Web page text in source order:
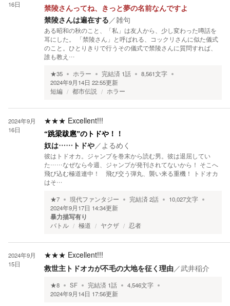
16日
禁陵さんってね、きっと夢の名前なんですよ
禁陵さんは遍在する／雑句
ある昭和の秋のこと、「私」は友人から、少し変わった噂話を
耳にした。 「禁陵さん」と呼ばれる、コックリさんに似た儀式
のこと。ひとりきりで行うその儀式で禁陵さんに質問すれば、
誰も教え…
★35 ホラー 完結済 1話 8,561文字
2024年9月14日 22:55更新
短編
都市伝説 ホラー
2024年9月
16日
★★★ Excellent!!!
“跳梁跋扈”のトドや！！
奴は……トドや／ よるめく
彼はトドオカ。ジャンプを巻末から読む男。彼は退屈してい
た……なぜなら今週、ジャンプが発刊されてないから！ そこへ
飛び込む極道連中！ 飛び交う弾丸、襲い来る重機！ トドオカ
はそ…
★7 現代ファンタジー 完結済2話 10,027文字
2024年9月17日 14:34更新
暴力描写有り
バトル 極道 ヤクザ 忍者
2024年9月
15日
★★★ Excellent!!!
救世主トドオカが不毛の大地を征く理由／武井稲介
★8 SF 完結済 1話 4,546文字
2024年9月14日 17:56更新